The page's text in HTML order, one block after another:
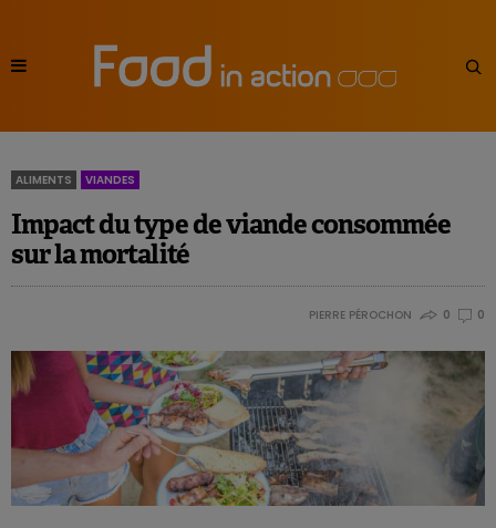
ALIMENTS VIANDES
Impact du type de viande consommée
sur la mortalité
PIERRE PÉROCHON 0 0